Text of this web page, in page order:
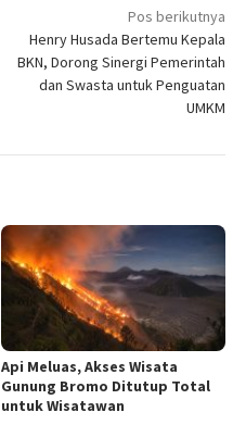
Pos berikutnya
Henry Husada Bertemu Kepala
BKN, Dorong Sinergi Pemerintah
dan Swasta untuk Penguatan
UMKM
Api Meluas, Akses Wisata
Gunung Bromo Ditutup Total
untuk Wisatawan